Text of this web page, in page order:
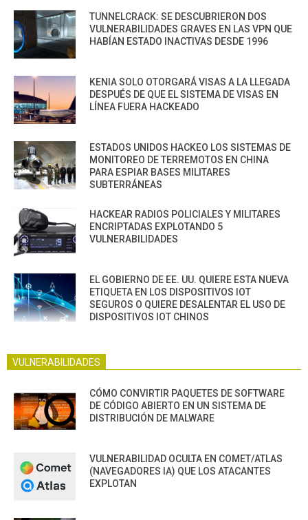
TUNNELCRACK: SE DESCUBRIERON DOS
VULNERABILIDADES GRAVES EN LAS VPN QUE
HABÍAN ESTADO INACTIVAS DESDE 1996
KENIA SOLO OTORGARÁ VISAS A LA LLEGADA
DESPUÉS DE QUE EL SISTEMA DE VISAS EN
LÍNEA FUERA HACKEADO
ESTADOS UNIDOS HACKEO LOS SISTEMAS DE
MONITOREO DE TERREMOTOS EN CHINA
PARA ESPIAR BASES MILITARES
SUBTERRÁNEAS
HACKEAR RADIOS POLICIALES Y MILITARES
ENCRIPTADAS EXPLOTANDO 5
VULNERABILIDADES
EL GOBIERNO DE EE. UU. QUIERE ESTA NUEVA
ETIQUETA EN LOS DISPOSITIVOS IOT
SEGUROS O QUIERE DESALENTAR EL USO DE
DISPOSITIVOS IOT CHINOS
VULNERABILIDADES
CÓMO CONVIRTIR PAQUETES DE SOFTWARE
DE CÓDIGO ABIERTO EN UN SISTEMA DE
DISTRIBUCIÓN DE MALWARE
VULNERABILIDAD OCULTA EN COMET/ATLAS
(NAVEGADORES IA) QUE LOS ATACANTES
EXPLOTAN